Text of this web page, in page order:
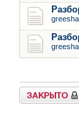
Форум закрыт